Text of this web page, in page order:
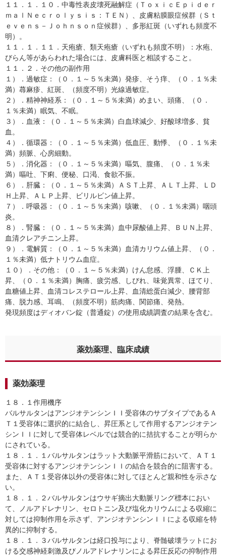
１１．１．１０．中毒性表皮壊死融解症（ＴｏｘｉｃＥｐｉｄｅｒ
ｍａｌＮｅｃｒｏｌｙｓｉｓ：ＴＥＮ）、皮膚粘膜眼症候群（Ｓｔ
ｅｖｅｎｓ－Ｊｏｈｎｓｏｎ症候群）、多形紅斑（いずれも頻度不
明）。
１１．１．１１．天疱瘡、類天疱瘡（いずれも頻度不明）：水疱、
びらん等があらわれた場合には、皮膚科医と相談すること。
１１．２．その他の副作用
１）．過敏症：（０．１～５％未満）発疹、そう痒、（０．１％未
満）蕁麻疹、紅斑、（頻度不明）光線過敏症。
２）．精神神経系：（０．１～５％未満）めまい、頭痛、（０．
１％未満）眠気、不眠。
３）．血液：（０．１～５％未満）白血球減少、好酸球増多、貧
血。
４）．循環器：（０．１～５％未満）低血圧、動悸、（０．１％未
満）頻脈、心房細動。
５）．消化器：（０．１～５％未満）嘔気、腹痛、（０．１％未
満）嘔吐、下痢、便秘、口渇、食欲不振。
６）．肝臓：（０．１～５％未満）ＡＳＴ上昇、ＡＬＴ上昇、ＬＤ
Ｈ上昇、ＡＬＰ上昇、ビリルビン値上昇。
７）．呼吸器：（０．１～５％未満）咳嗽、（０．１％未満）咽頭
炎。
８）．腎臓：（０．１～５％未満）血中尿酸値上昇、ＢＵＮ上昇、
血清クレアチニン上昇。
９）．電解質：（０．１～５％未満）血清カリウム値上昇、（０．
１％未満）低ナトリウム血症。
１０）．その他：（０．１～５％未満）けん怠感、浮腫、ＣＫ上
昇、（０．１％未満）胸痛、疲労感、しびれ、味覚異常、ほてり、
血糖値上昇、血清コレステロール上昇、血清総蛋白減少、腰背部
痛、脱力感、耳鳴、（頻度不明）筋肉痛、関節痛、発熱。
発現頻度はディオバン錠（普通錠）の使用成績調査の結果を含む。
薬効薬理、臨床成績
薬効薬理
１８．１作用機序
バルサルタンはアンジオテンシンＩＩ受容体のサブタイプであるＡ
Ｔ１受容体に選択的に結合し、昇圧系として作用するアンジオテン
シンＩＩに対して受容体レベルでは競合的に拮抗することが明らか
にされている。
１８．１．１バルサルタンはラット大動脈平滑筋において、ＡＴ１
受容体に対するアンジオテンシンＩＩの結合を競合的に阻害する。
また、ＡＴ１受容体以外の受容体に対してほとんど親和性を示さな
い。
１８．１．２バルサルタンはウサギ摘出大動脈リング標本におい
て、ノルアドレナリン、セロトニン及び塩化カリウムによる収縮に
対しては抑制作用を示さず、アンジオテンシンＩＩによる収縮を特
異的に抑制する。
１８．１．３バルサルタンは経口投与により、脊髄破壊ラットにお
ける交感神経刺激及びノルアドレナリンによる昇圧反応の抑制作用